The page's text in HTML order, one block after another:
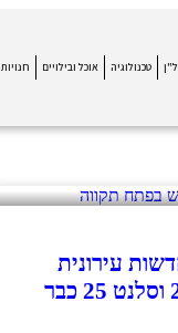
טכנולוגיה אוכל ובילויים חנויות
עירונית
במרכז העיר: ברנדה 21 וסלנט 25 כבר